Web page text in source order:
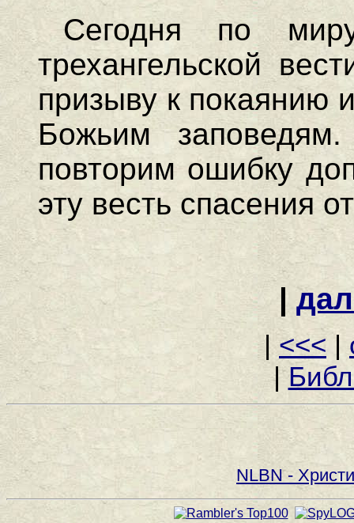
Сегодня по
трехангельской
призыву к покаянию
Божьим
повторим ошибку
эту весть спасения
|
|<<<|
|
NLBN -